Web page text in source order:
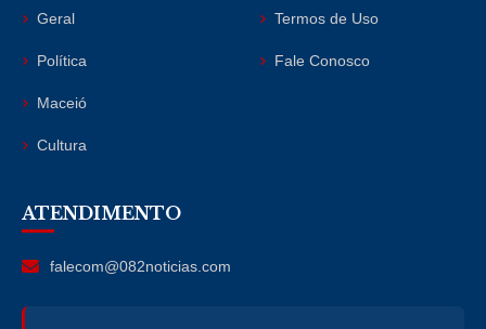
Geral
Política
Maceió
Cultura
Termos de Uso
Fale Conosco
ATENDIMENTO
falecom@082noticias.com